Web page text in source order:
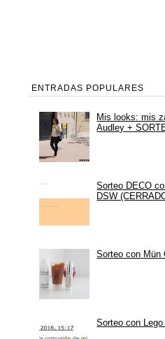
ENTRADAS POPULARES
Mis looks: mis
Audley +
Sorteo DECO
DSW
Sorteo con Mün
Sorteo con